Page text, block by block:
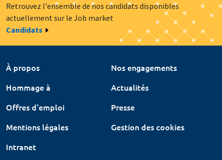
Retrouvez l'ensemble de nos candidats disponibles
actuellement sur le Job market
Candidats
À propos
Nos engagements
Hommage à
Actualités
Offres d'emploi
Presse
Mentions légales
Gestion des cookies
Intranet